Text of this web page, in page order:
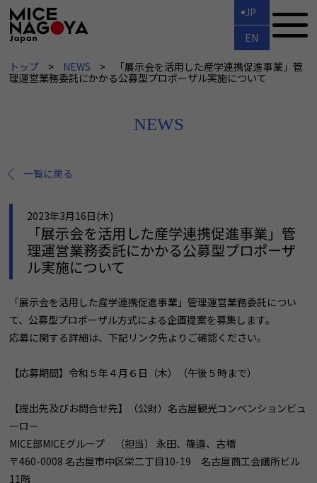
JP
EN
トップ NEWS
「展示会を活用した産学連携促進事業」管
理運営業務委託にかかる公募型プロポーザル実施について
NEWS
一覧に戻る
2023年3月16日(木)
「展示会を活用した産学連携促進事業」管
理運営業務委託にかかる公募型プロポーザ
ル実施について
「展示会を活用した産学連携促進事業」管理運営業務委託につい
て、公募型プロポーザル方式による企画提案を募集します。
応募に関する詳細は、下記リンク先よりご確認ください。
【応募期間】令和５年４月６日（木）（午後５時まで）
【提出先及びお問合せ先】（公財）名古屋観光コンベンションビュ
ーロー
MICE部MICEグループ （担当） 永田、篠邉、古橋
〒460-0008 名古屋市中区栄二丁目10-19 名古屋商工会議所ビル
11階